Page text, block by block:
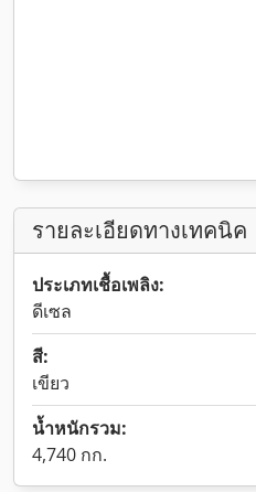
รายละเอียดทางเทคนิค
ประเภทเชื้อเพลิง:
ดีเซล
สี:
เขียว
น้ำหนักรวม:
4,740 กก.